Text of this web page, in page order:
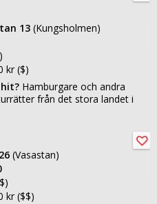
13 (Kungsholmen)
kr ($)
Hamburgare och andra
från det stora landet i
(Vasastan)
kr ($$)